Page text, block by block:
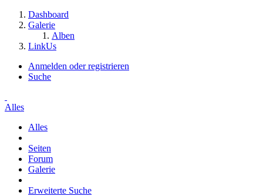
Dashboard
Galerie
Alben
LinkUs
Anmelden oder registrieren
Suche
Alles
Alles
Seiten
Forum
Galerie
Erweiterte Suche